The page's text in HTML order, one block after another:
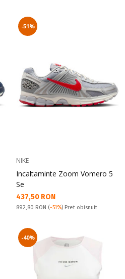
-51%
NIKE
Incaltaminte Zoom Vomero 5
Se
Текуща цена:
437,50 RON
Pret obisnuit:
892,80 RON (-51%) Pret obisnuit
-40%